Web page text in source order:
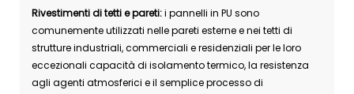
Rivestimenti di tetti e pareti:i pannelli in PU sono
comunemente utilizzati nelle pareti esterne e nei tetti di
strutture industriali, commerciali e residenziali per le loro
eccezionali capacità di isolamento termico, la resistenza
agli agenti atmosferici e il semplice processo di